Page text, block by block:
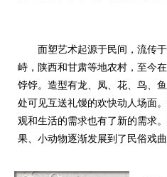
面塑艺术起源于民间，流传
峙，陕西和甘肃等地农村，至今
饽饽。造型有龙、凤、花、鸟、
处可见互送礼馒的欢快动人场面
观和生活的需求也有了新的需求
果、小动物逐渐发展到了民俗戏曲